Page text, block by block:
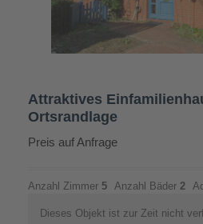
Attraktives
Ortsrandlage
Preis auf Anfrage
Anzahl Zimmer 5 Anzahl Bäder 2
Dieses Objekt ist zur Zeit nicht